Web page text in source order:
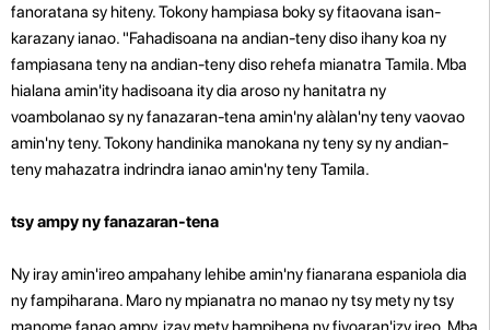
fanoratana sy hiteny. Tokony hampiasa boky sy fitaovana isan-
karazany ianao. "Fahadisoana na andian-teny diso ihany koa ny
fampiasana teny na andian-teny diso rehefa mianatra Tamila. Mba
hialana amin'ity hadisoana ity dia aroso ny hanitatra ny
voambolanao sy ny fanazaran-tena amin'ny alàlan'ny teny vaovao
amin'ny teny. Tokony handinika manokana ny teny sy ny andian-
teny mahazatra indrindra ianao amin'ny teny Tamila.
tsy ampy ny fanazaran-tena
Ny iray amin'ireo ampahany lehibe amin'ny fianarana espaniola dia
ny fampiharana. Maro ny mpianatra no manao ny tsy mety ny tsy